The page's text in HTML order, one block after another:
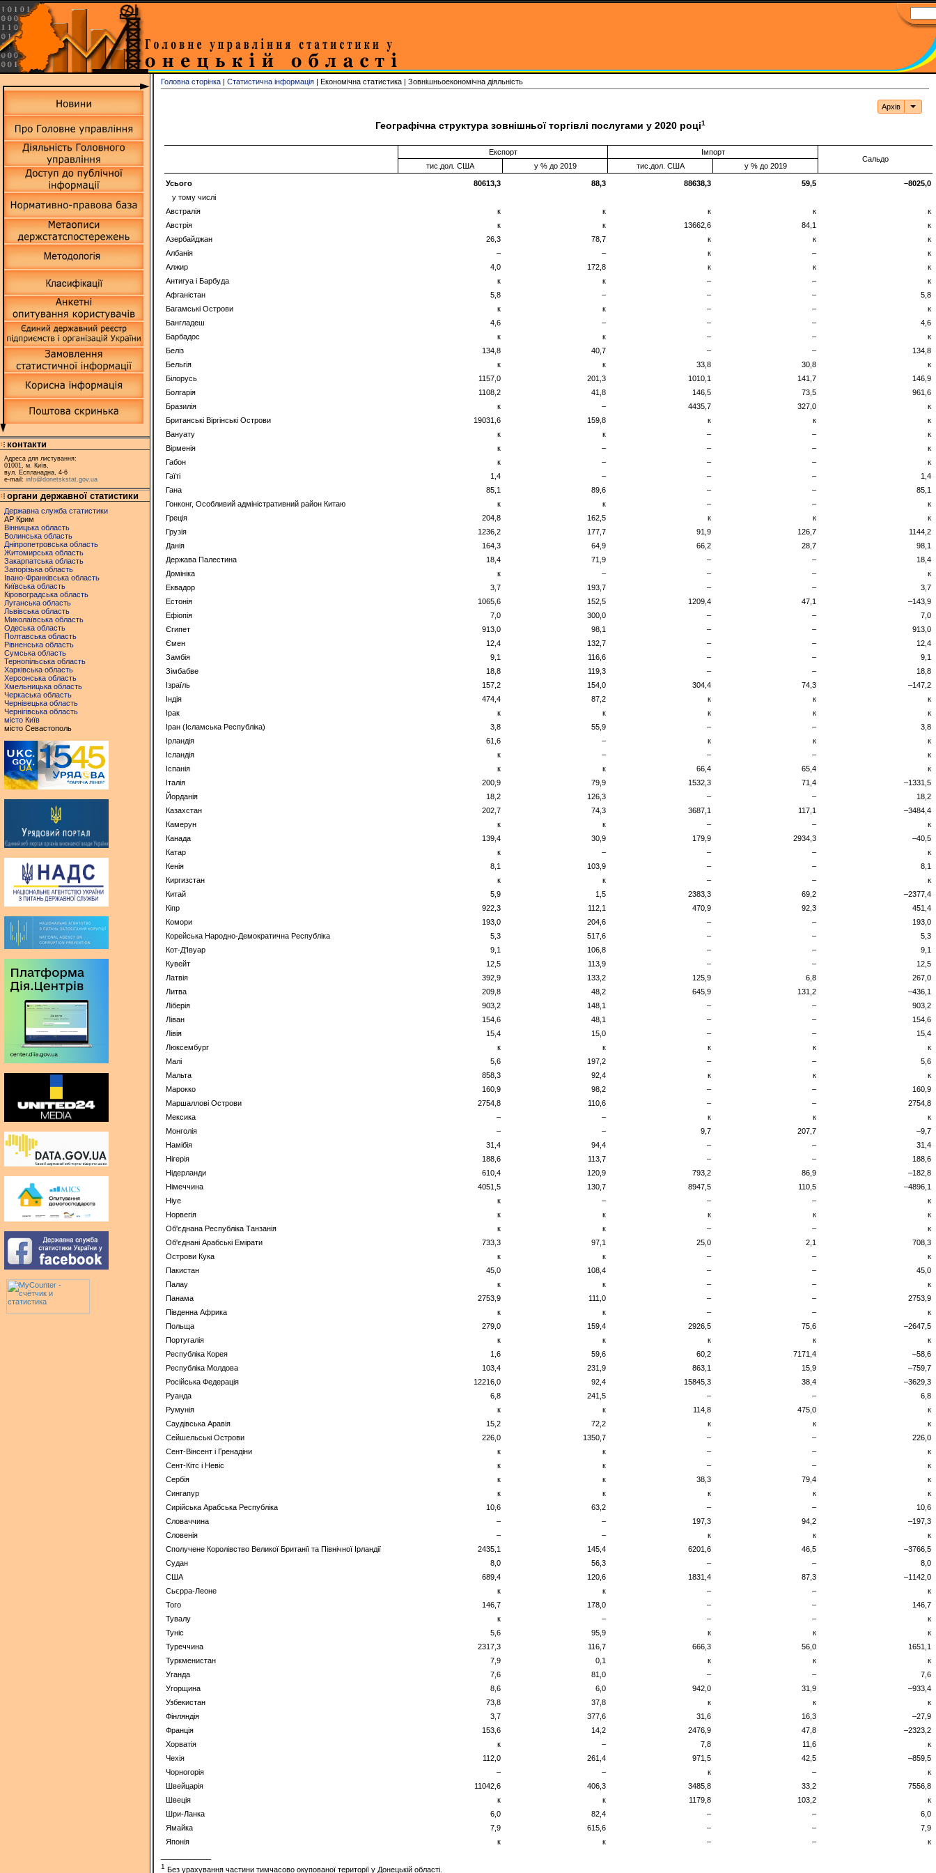
контакти
Адреса для листування:
01001, м. Київ,
вул. Еспланадна, 4-6
e-mail: info@donetskstat.gov.ua
органи державної статистики
Державна служба статистики
АР Крим
Вінницька область
Волинська область
Дніпропетровська область
Житомирська область
Закарпатська область
Запорізька область
Івано-Франківська область
Київська область
Кіровоградська область
Луганська область
Львівська область
Миколаївська область
Одеська область
Полтавська область
Рівненська область
Сумська область
Тернопільська область
Харківська область
Херсонська область
Хмельницька область
Черкаська область
Чернівецька область
Чернігівська область
місто Київ
місто Севастополь
Головна сторінка | Статистична інформація | Економічна статистика | Зовнішньоекономічна діяльність
Архів
Географічна структура зовнішньої торгівлі послугами у 2020 році1
Експорт
Імпорт
Сальдо
тис.дол. США
у % до 2019 тис.дол. США у % до 2019
Усього 80613,3 88,3 88638,3 59,5
–8025,0
у тому числі
Австралія
к к к к
к
Австрія
к к 13662,6 84,1
к
Азербайджан
26,3 78,7 к к
к
Албанія
– – к –
к
Алжир
4,0 172,8 к к
к
Антигуа і Барбуда
к к – –
к
Афганістан
5,8 – – –
5,8
Багамські Острови
к к – –
к
Бангладеш
4,6 – – –
4,6
Барбадос
к к – –
к
Беліз
134,8 40,7 – –
134,8
Бельгія
к к 33,8 30,8
к
Білорусь
1157,0 201,3 1010,1 141,7
146,9
Болгарія
1108,2 41,8 146,5 73,5
961,6
Бразилія
к – 4435,7 327,0
к
Британські Віргінські Острови
19031,6 159,8 к к
к
Вануату
к к – –
к
Вірменія
к – – –
к
Габон
к – – –
к
Гаїті
1,4 – – –
1,4
Гана
85,1 89,6 – –
85,1
Гонконг, Особливий адміністративний район Китаю
к к – –
к
Греція
204,8 162,5 к к
к
Грузія
1236,2 177,7 91,9 126,7
1144,2
Данія
164,3 64,9 66,2 28,7
98,1
Держава Палестина
18,4 71,9 – –
18,4
Домініка
к – – –
к
Еквадор
3,7 193,7 – –
3,7
Естонія
1065,6 152,5 1209,4 47,1
–143,9
Ефіопія
7,0 300,0 – –
7,0
Єгипет
913,0 98,1 – –
913,0
Ємен
12,4 132,7 – –
12,4
Замбія
9,1 116,6 – –
9,1
Зімбабве
18,8 119,3 – –
18,8
Ізраїль
157,2 154,0 304,4 74,3
–147,2
Індія
474,4 87,2 к к
к
Ірак
к к к к
к
Іран (Ісламська Республіка)
3,8 55,9 – –
3,8
Ірландія
61,6 – к к
к
Ісландія
к – – –
к
Іспанія
к к 66,4 65,4
к
Італія
200,9 79,9 1532,3 71,4
–1331,5
Йорданія
18,2 126,3 – –
18,2
Казахстан
202,7 74,3 3687,1 117,1
–3484,4
Камерун
к к – –
к
Канада
139,4 30,9 179,9 2934,3
–40,5
Катар
к – – –
к
Кенія
8,1 103,9 – –
8,1
Киргизстан
к к – –
к
Китай
5,9 1,5 2383,3 69,2
–2377,4
Кіпр
922,3 112,1 470,9 92,3
451,4
Комори
193,0 204,6 – –
193,0
Корейська Народно-Демократична Республіка
5,3 517,6 – –
5,3
Кот-Д'Івуар
9,1 106,8 – –
9,1
Кувейт
12,5 113,9 – –
12,5
Латвія
392,9 133,2 125,9 6,8
267,0
Литва
209,8 48,2 645,9 131,2
–436,1
Ліберія
903,2 148,1 – –
903,2
Ліван
154,6 48,1 – –
154,6
Лівія
15,4 15,0 – –
15,4
Люксембург
к к к к
к
Малі
5,6 197,2 – –
5,6
Мальта
858,3 92,4 к к
к
Марокко
160,9 98,2 – –
160,9
Маршаллові Острови
2754,8 110,6 – –
2754,8
Мексика
– – к к
к
Монголія
– – 9,7 207,7
–9,7
Намібія
31,4 94,4 – –
31,4
Нігерія
188,6 113,7 – –
188,6
Нідерланди
610,4 120,9 793,2 86,9
–182,8
Німеччина
4051,5 130,7 8947,5 110,5
–4896,1
Ніуе
к – – –
к
Норвегія
к к к к
к
Об'єднана Республіка Танзанія
к к – –
к
Об'єднані Арабські Емірати
733,3 97,1 25,0 2,1
708,3
Острови Кука
к к – –
к
Пакистан
45,0 108,4 – –
45,0
Палау
к к – –
к
Панама
2753,9 111,0 – –
2753,9
Південна Африка
к к – –
к
Польща
279,0 159,4 2926,5 75,6
–2647,5
Португалія
к к к к
к
Республіка Корея
1,6 59,6 60,2 7171,4
–58,6
Республіка Молдова
103,4 231,9 863,1 15,9
–759,7
Російська Федерація
12216,0 92,4 15845,3 38,4
–3629,3
Руанда
6,8 241,5 – –
6,8
Румунія
к к 114,8 475,0
к
Саудівська Аравія
15,2 72,2 к к
к
Сейшельські Острови
226,0 1350,7 – –
226,0
Сент-Вінсент і Гренадіни
к к – –
к
Сент-Кітс і Невіс
к к – –
к
Сербія
к к 38,3 79,4
к
Сингапур
к к к к
к
Сирійська Арабська Республіка
10,6 63,2 – –
10,6
Словаччина
– – 197,3 94,2
–197,3
Словенія
– – к к
к
Сполучене Королівство Великої Британії та Північної Ірландії
2435,1 145,4 6201,6 46,5
–3766,5
Судан
8,0 56,3 – –
8,0
США
689,4 120,6 1831,4 87,3
–1142,0
Сьєрра-Леоне
к к – –
к
Того
146,7 178,0 – –
146,7
Тувалу
к – – –
к
Туніс
5,6 95,9 к к
к
Туреччина
2317,3 116,7 666,3 56,0
1651,1
Туркменистан
7,9 0,1 к к
к
Уганда
7,6 81,0 – –
7,6
Угорщина
8,6 6,0 942,0 31,9
–933,4
Узбекистан
73,8 37,8 к к
к
Фінляндія
3,7 377,6 31,6 16,3
–27,9
Франція
153,6 14,2 2476,9 47,8
–2323,2
Хорватія
к – 7,8 11,6
к
Чехія
112,0 261,4 971,5 42,5
–859,5
Чорногорія
– – к –
к
Швейцарія
11042,6 406,3 3485,8 33,2
7556,8
Швеція
к к 1179,8 103,2
к
Шри-Ланка
6,0 82,4 – –
6,0
Ямайка
7,9 615,6 – –
7,9
Японія
к к – –
к
1 Без урахування частини тимчасово окупованої території у Донецькій області.